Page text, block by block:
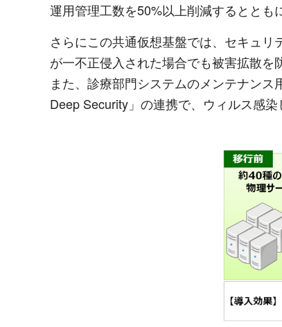
運用管理工数を50%以上削減するととも
さらにこの共通仮想基盤では、セキュ
が一不正侵入された場合でも被害拡散を
また、診療部門システムのメンテナン
Deep Security」の連携で、ウィルス感